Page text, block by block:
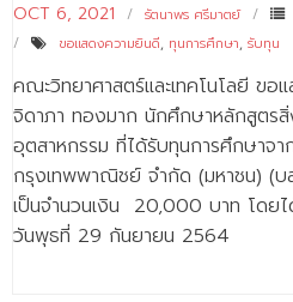
OCT 6, 2021 รัตนาพร ศรีมาตย์
ขอแสดงความยินดี, ทุนการศึกษา, รับทุน
คณะวิทยาศาสตร์และเทคโนโลยี ข
จิดาภา ทองมาก นักศึกษาหลักสูตรสิ่
อุตสาหกรรม ที่ได้รับทุนการศึกษาจ
กรุงเทพพาณิชย์ จำกัด (มหาชน) (บ
เป็นจำนวนเงิน 20,000 บาท โดย
วันพุธที่ 29 กันยายน 2564